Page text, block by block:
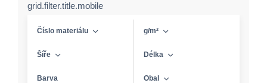
grid.filter.title.mobile
Číslo materiálu g/m²
Šíře Délka
Barva Obal